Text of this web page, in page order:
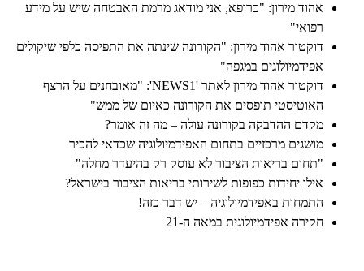
אהוד מירון: "כרופא, אני מודאג מרמת האבטחה שיש על מידע
רפואי"
דוקטור אהוד מירון: "הקורונה שינתה את התפיסה כלפי שיקולים
אפידמיולוגים במגפה"
דוקטור אהוד מירון לאתר 'NEWS1': "מאובחנים על הרצף
האוטיסטי תופסים את הקורונה כאיום של ממש"
מקדם ההדבקה בקורונה עולה – מה זה אומר?
מושגים מרכזיים בתחום האפידמיולוגיה שכדאי להכיר
"תחום בריאות הציבור לא עוסק רק בהיעדר מחלה"
אילו יחידות כפופות לשירותי בריאות הציבור בישראל?
התמחות באפידמיולוגיה – יש דבר כזה!
חקירה אפידמיולוגית במאה ה-21